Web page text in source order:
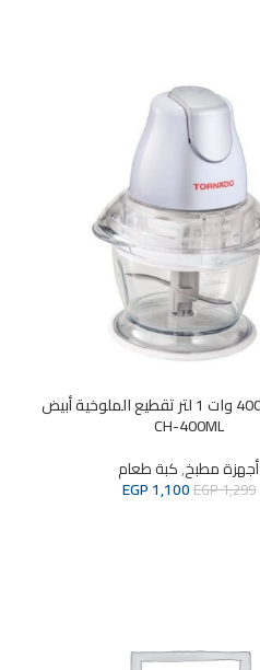
تورنيدو كبة 400 وات 1 لتر تقطيع الملوخية أبيض
CH-400ML
أجهزة مطبخ,كبة طعام
EGP1,299
EGP1,100